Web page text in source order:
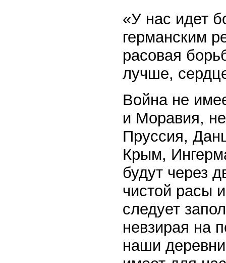
«У нас идет
германским
расовая
лучше,
Война не
и Моравия,
Пруссия,
Крым,
будут через
чистой расы
следует
невзирая на
наши